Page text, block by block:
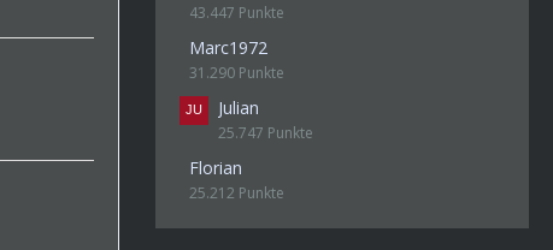
43.447 Punkte
Marc1972
31.290 Punkte
Julian
25.747 Punkte
Florian
25.212 Punkte